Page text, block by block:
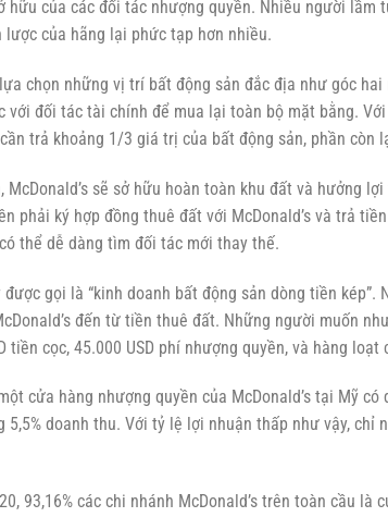
hữu của các đối tác nhượng quyền. Nhiều người lầm
lược của hãng lại phức tạp hơn nhiều.
lựa chọn những vị trí bất động sản đắc địa như góc
với đối tác tài chính để mua lại toàn bộ mặt bằng.
trả khoảng 1/3 giá trị của bất động sản, phần còn
McDonald’s sẽ sở hữu hoàn toàn khu đất và hưởng
phải ký hợp đồng thuê đất với McDonald’s và trả
có thể dễ dàng tìm đối tác mới thay thế.
gọi là “kinh doanh bất động sản dòng tiền kép”.
đến từ tiền thuê đất. Những người muốn
tiền cọc, 45.000 USD phí nhượng quyền, và hàng loạt
cửa hàng nhượng quyền của McDonald’s tại Mỹ
5,5% doanh thu. Với tỷ lệ lợi nhuận thấp như vậy,
93,16% các chi nhánh McDonald’s trên toàn cầu